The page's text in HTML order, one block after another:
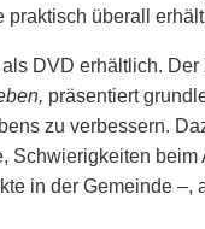
praktisch überall
DVD erhältlich. Der
präsentiert
zu verbessern.
Schwierigkeiten beim
in der Gemeinde –,